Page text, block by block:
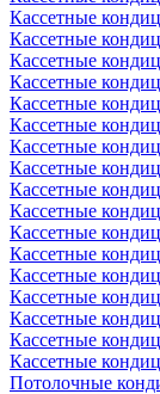
Кассетные
Кассетные
Кассетные
Кассетные
Кассетные
Кассетные
Кассетные
Кассетные
Кассетные
Кассетные
Кассетные
Кассетные
Кассетные
Кассетные
Кассетные
Кассетные
Кассетные
Потолочные